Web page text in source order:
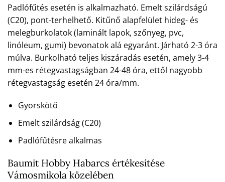
Padlófűtés esetén is alkalmazható. Emelt szilárdságú
(C20), pont-terhelhető. Kitűnő alapfelület hideg- és
melegburkolatok (laminált lapok, szőnyeg, pvc,
linóleum, gumi) bevonatok alá egyaránt. Járható 2-3 óra
múlva. Burkolható teljes kiszáradás esetén, amely 3-4
mm-es rétegvastagságban 24-48 óra, ettől nagyobb
rétegvastagság esetén 24 óra/mm.
Gyorskötő
Emelt szilárdság (C20)
Padlófűtésre alkalmas
Baumit Hobby Habarcs értékesítése
Vámosmikola közelében